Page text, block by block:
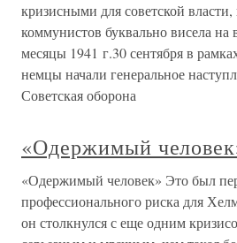
кризисными для советской власти,
коммунистов буквально висела на
месяцы 1941 г.30 сентября в
немцы начали генеральное
Советская оборона
«Одержимый
«Одержимый человек» Это был
профессионального риска для
он столкнулся с еще одним